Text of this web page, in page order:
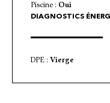
Piscine : Oui
DIAGNOSTICS
DPE : Vierge